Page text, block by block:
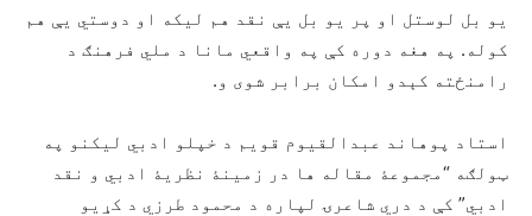
يو بل لوستل او پر يو بل يې نقد هم ليکه او دوستي يې هم
کوله. په هغه دوره کې په واقعي مانا د ملي فرهنګ د
رامنځته کېدو امکان برابر شوى و.
استاد پوهاند عبدالقيوم قويم د خپلو ادبي ليکنو په
ټولګه “مجموعۀ مقاله ها در زمينۀ نظريۀ ادبي و نقد
ادبي” کې د دري شاعرۍ لپاره د محمود طرزي د کړيو